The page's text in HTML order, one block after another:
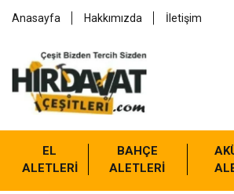
Anasayfa Hakkımızda İletişim
EL
ALETLERİ
BAHÇE
ALETLERİ